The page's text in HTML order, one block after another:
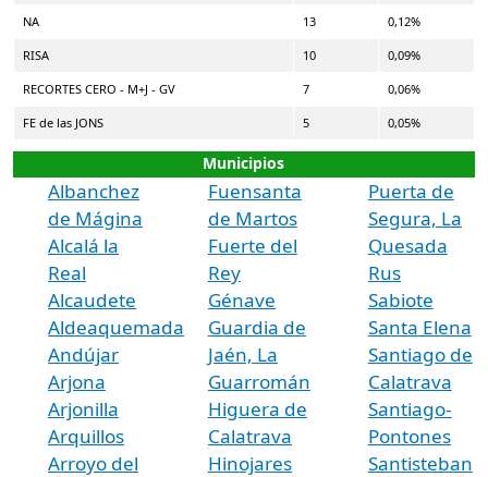
NA 13 0,12%
RISA 10 0,09%
RECORTES CERO - M+J - GV 7 0,06%
FE de las JONS 5 0,05%
Municipios
Albanchez
de Mágina
Alcalá la
Real
Alcaudete
Aldeaquemada
Andújar
Arjona
Arjonilla
Arquillos
Arroyo del
Fuensanta
de Martos
Fuerte del
Rey
Génave
Guardia de
Jaén, La
Guarromán
Higuera de
Calatrava
Hinojares
Puerta de
Segura, La
Quesada
Rus
Sabiote
Santa Elena
Santiago de
Calatrava
Santiago-
Pontones
Santisteban